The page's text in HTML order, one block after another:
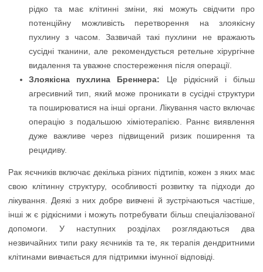
рідко та має клітинні зміни, які можуть свідчити про
потенційну можливість перетворення на злоякісну
пухлину з часом. Зазвичай такі пухлини не вражають
сусідні тканини, але рекомендується ретельне хірургічне
видалення та уважне спостереження після операції.
Злоякісна пухлина Бреннера: Це рідкісний і більш
агресивний тип, який може проникати в сусідні структури
та поширюватися на інші органи. Лікування часто включає
операцію з подальшою хіміотерапією. Раннє виявлення
дуже важливе через підвищений ризик поширення та
рецидиву.
Рак яєчників включає декілька різних підтипів, кожен з яких має
свою клітинну структуру, особливості розвитку та підходи до
лікування. Деякі з них добре вивчені й зустрічаються частіше,
інші ж є рідкісними і можуть потребувати більш спеціалізованої
допомоги. У наступних розділах розглядаються два
незвичайних типи раку яєчників та те, як терапія дендритними
клітинами вивчається для підтримки імунної відповіді.